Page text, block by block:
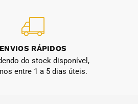
ENVIOS RÁPIDOS
do stock disponível,
entre 1 a 5 dias úteis.